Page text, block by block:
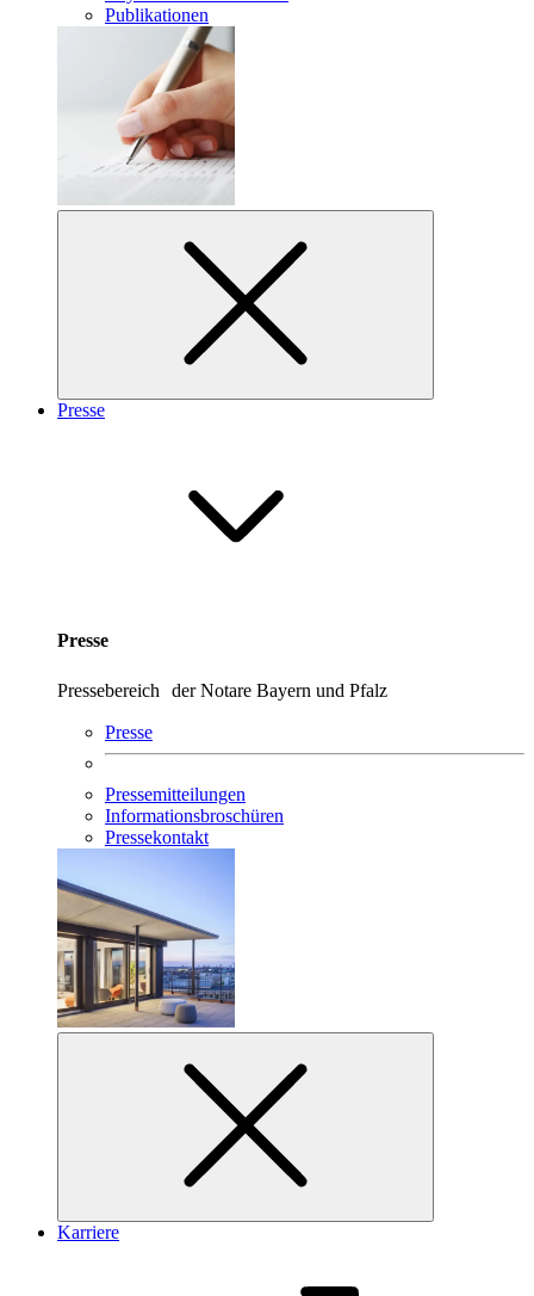
Publikationen
Presse
Presse
Pressebereich der Notare Bayern und Pfalz
Presse
Pressemitteilungen
Informationsbroschüren
Pressekontakt
Karriere